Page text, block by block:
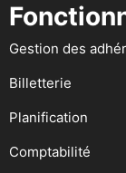
Gestion des
Billetterie
Planification
Comptabilité